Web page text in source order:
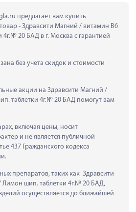
предлагает вам купить
- Здравсити Магний / витамин В6
20 БАД в г. Москва с гарантией
без учета скидок и стоимости
акции на Здравсити Магний /
таблетки 4г.№ 20 БАД помогут вам
включая цены, носит
и не является публичной
437 Гражданского кодекса
препаратов, таких как  Здравсити
шип. таблетки 4г.№ 20 БАД,
осуществляется до ближайшей